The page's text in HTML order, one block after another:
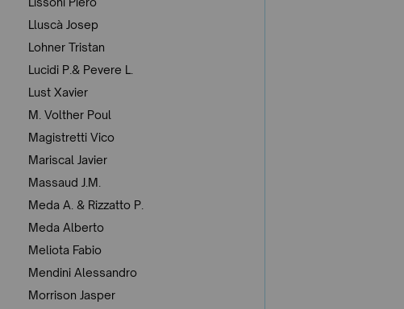
Lluscà Josep
Lohner Tristan
Lucidi P.& Pevere L.
Lust Xavier
M. Volther Poul
Magistretti Vico
Mariscal Javier
Massaud J.M.
Meda A. & Rizzatto P.
Meda Alberto
Meliota Fabio
Mendini Alessandro
Morrison Jasper